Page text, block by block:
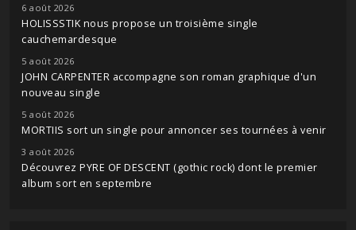
6 août 2026
HOLISSSTIK nous propose un troisième single
cauchemardesque
5 août 2026
JOHN CARPENTER accompagne son roman graphique d'un
nouveau single
5 août 2026
MORTIIS sort un single pour annoncer ses tournées à venir
3 août 2026
Découvrez PYRE OF DESCENT (gothic rock) dont le premier
album sort en septembre